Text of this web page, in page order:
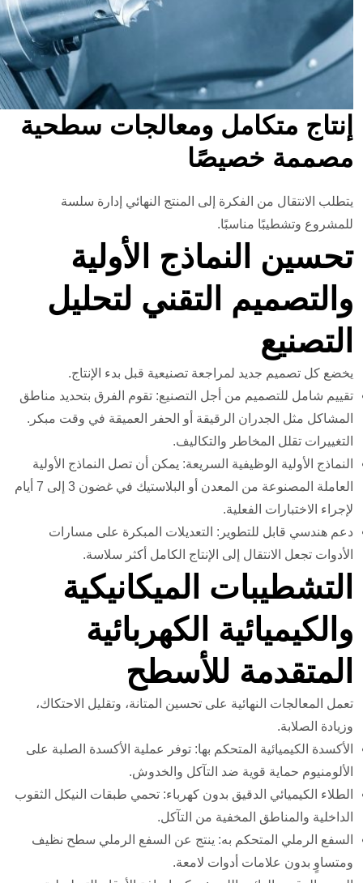
إنتاج متكامل ومعالجات سطحية
مصممة خصيصًا
يتطلب الانتقال من الفكرة إلى المنتج النهائي إدارة سلسة
للمشروع وتشطيبًا مناسبًا.
تحسين النماذج الأولية
والتصميم التقني لتحليل
التصنيع
يخضع كل تصميم جديد لمراجعة تصنيعية قبل بدء الإنتاج.
تقييم شامل للتصميم من أجل التصنيع: تقوم الفرق بتحديد مناطق
المشاكل مثل الجدران الرقيقة أو الحفر العميقة في وقت مبكر.
التغييرات تقلل المخاطر والتكاليف.
النماذج الأولية الوظيفية السريعة: يمكن أن تصل النماذج الأولية
العاملة المصنوعة من المعدن أو البلاستيك في غضون 3 إلى 7 أيام
لإجراء الاختبارات الفعلية.
دعم هندسي قابل للتطوير: التعديلات المبكرة على مسارات
الأدوات تجعل الانتقال إلى الإنتاج الكامل أكثر سلاسة.
التشطيبات الميكانيكية
والكيميائية الكهربائية
المتقدمة للأسطح
تعمل المعالجات النهائية على تحسين المتانة، وتقليل الاحتكاك،
وزيادة الصلابة.
الأكسدة الكيميائية المتحكم بها: توفر عملية الأكسدة الصلبة على
الألومنيوم حماية قوية ضد التآكل والخدوش.
الطلاء الكيميائي الدقيق بدون كهرباء: تحمي طبقات النيكل الثقوب
الداخلية والمناطق المخفية من التآكل.
السفع الرملي المتحكم به: ينتج عن السفع الرملي سطح نظيف
ومتساوٍ بدون علامات أدوات لامعة.